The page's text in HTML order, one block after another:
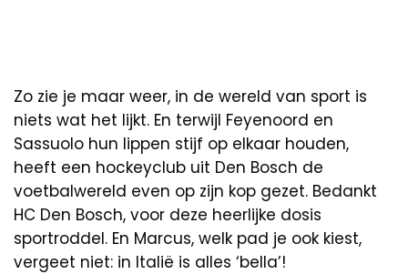
Zo zie je maar weer, in de wereld van sport is
niets wat het lijkt. En terwijl Feyenoord en
Sassuolo hun lippen stijf op elkaar houden,
heeft een hockeyclub uit Den Bosch de
voetbalwereld even op zijn kop gezet. Bedankt
HC Den Bosch, voor deze heerlijke dosis
sportroddel. En Marcus, welk pad je ook kiest,
vergeet niet: in Italië is alles ‘bella’!